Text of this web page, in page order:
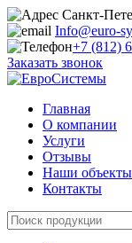
Санкт-
Info@euro-
+7 (812)
Заказать звонок
Главная
О компании
Услуги
Отзывы
Наши объекты
Контакты